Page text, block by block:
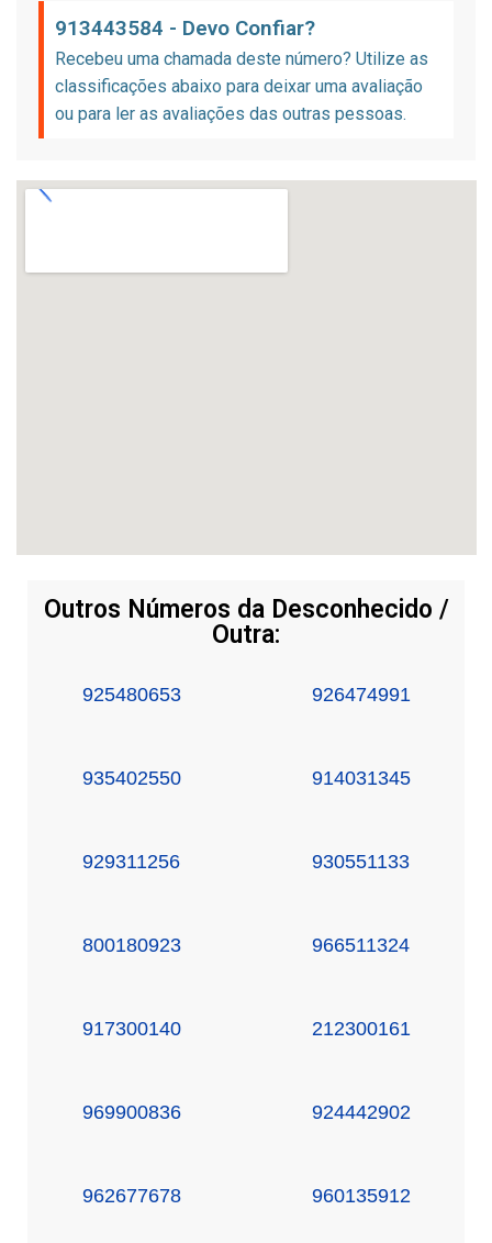
913443584 - Devo Confiar?
Recebeu uma chamada deste número? Utilize as
classificações abaixo para deixar uma avaliação
ou para ler as avaliações das outras pessoas.
Outros Números da Desconhecido /
Outra:
925480653 926474991
935402550 914031345
929311256 930551133
800180923 966511324
917300140 212300161
969900836 924442902
962677678 960135912